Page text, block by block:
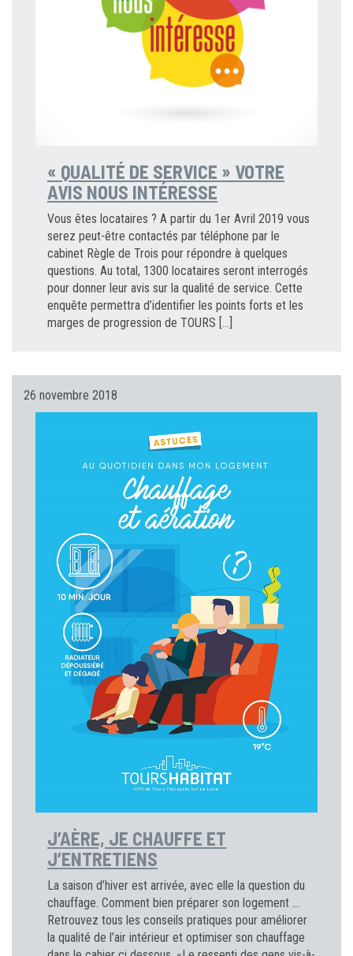
« QUALITÉ DE SERVICE » VOTRE
AVIS NOUS INTÉRESSE
Vous êtes locataires ? A partir du 1er Avril 2019 vous
serez peut-être contactés par téléphone par le
cabinet Règle de Trois pour répondre à quelques
questions. Au total, 1300 locataires seront interrogés
pour donner leur avis sur la qualité de service. Cette
enquête permettra d’identifier les points forts et les
marges de progression de TOURS […]
26 novembre 2018
J’AÈRE, JE CHAUFFE ET
J’ENTRETIENS
La saison d’hiver est arrivée, avec elle la question du
chauffage. Comment bien préparer son logement …
Retrouvez tous les conseils pratiques pour améliorer
la qualité de l’air intérieur et optimiser son chauffage